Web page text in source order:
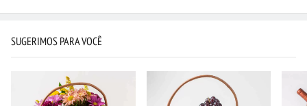
SUGERIMOS PARA VOCÊ